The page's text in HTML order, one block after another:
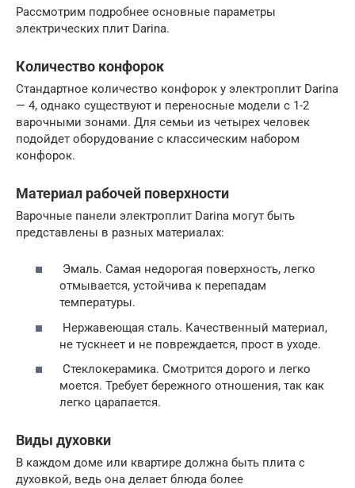
Рассмотрим подробнее основные параметры
электрических плит Darina.
Количество конфорок
Стандартное количество конфорок у электроплит Darina
— 4, однако существуют и переносные модели с 1-2
варочными зонами. Для семьи из четырех человек
подойдет оборудование с классическим набором
конфорок.
Материал рабочей поверхности
Варочные панели электроплит Darina могут быть
представлены в разных материалах:
Эмаль. Самая недорогая поверхность, легко
отмывается, устойчива к перепадам
температуры.
Нержавеющая сталь. Качественный материал,
не тускнеет и не повреждается, прост в уходе.
Стеклокерамика. Смотрится дорого и легко
моется. Требует бережного отношения, так как
легко царапается.
Виды духовки
В каждом доме или квартире должна быть плита с
духовкой, ведь она делает блюда более